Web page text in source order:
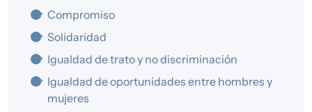
Compromiso
Solidaridad
Igualdad de trato y no discriminación
Igualdad de oportunidades entre hombres y
mujeres